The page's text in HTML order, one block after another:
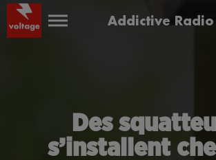
Addictive Radio
Des
s’installent